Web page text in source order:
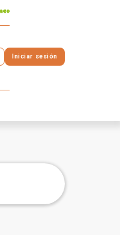
Iniciar sesión